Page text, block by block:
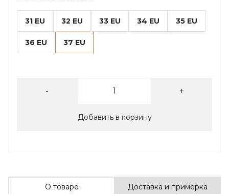
31 EU 32 EU 33 EU 34 EU 35 EU
36 EU 37 EU
- +
Добавить в корзину
О товаре Доставка и примерка